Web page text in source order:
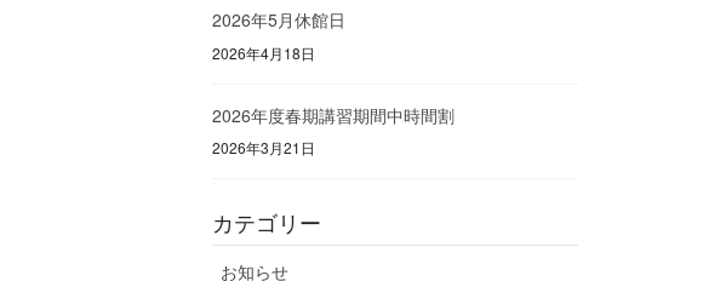
2026年5月休館日
2026年4月18日
2026年度春期講習期間中時間割
2026年3月21日
カテゴリー
お知らせ